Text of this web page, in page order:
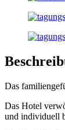
Das
Das Hotel
und individuell